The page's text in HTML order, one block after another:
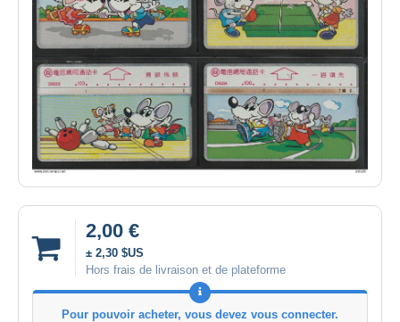
2,00 €
± 2,30 $US
Hors frais de livraison et de plateforme
Pour pouvoir acheter, vous devez vous connecter.